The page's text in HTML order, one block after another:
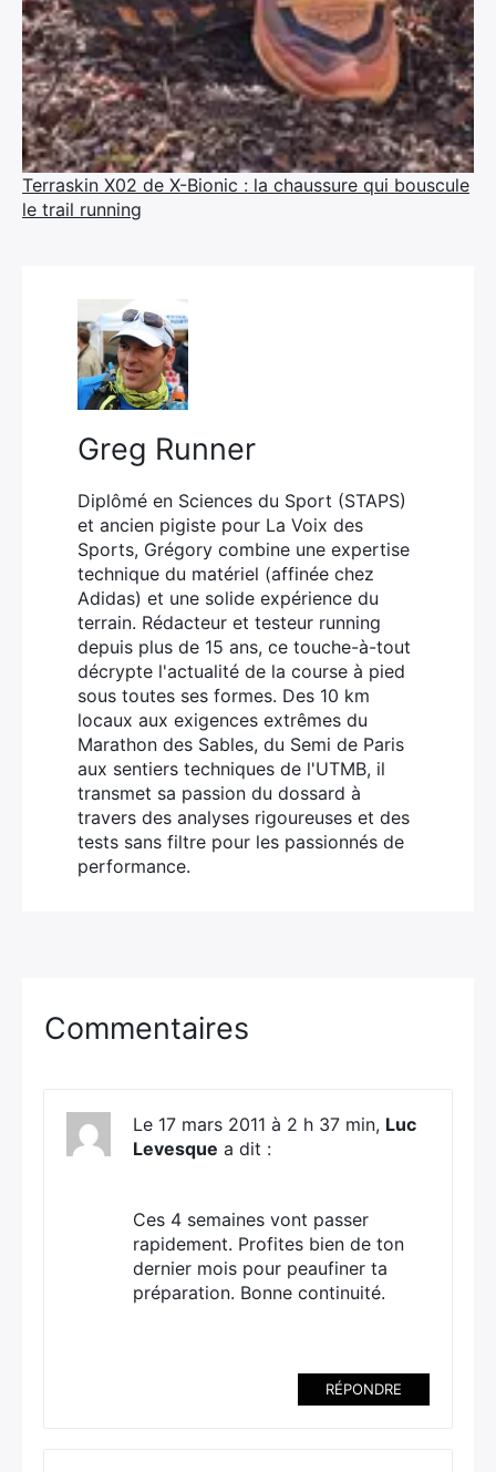
Terraskin X02 de X-Bionic : la chaussure qui bouscule
le trail running
Greg Runner
Diplômé en Sciences du Sport (STAPS)
et ancien pigiste pour La Voix des
Sports, Grégory combine une expertise
technique du matériel (affinée chez
Adidas) et une solide expérience du
terrain. Rédacteur et testeur running
depuis plus de 15 ans, ce touche-à-tout
décrypte l'actualité de la course à pied
sous toutes ses formes. Des 10 km
locaux aux exigences extrêmes du
Marathon des Sables, du Semi de Paris
aux sentiers techniques de l'UTMB, il
transmet sa passion du dossard à
travers des analyses rigoureuses et des
tests sans filtre pour les passionnés de
performance.
Commentaires
Le 17 mars 2011 à 2 h 37 min, Luc
Levesque a dit :
Ces 4 semaines vont passer
rapidement. Profites bien de ton
dernier mois pour peaufiner ta
préparation. Bonne continuité.
RÉPONDRE